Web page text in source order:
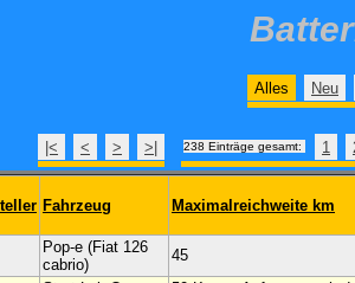
Alles Neu
|< < > >| 238 Einträge gesamt: 1
Fahrzeug Maximalreichweite km
Pop-e (Fiat 126
cabrio)
45